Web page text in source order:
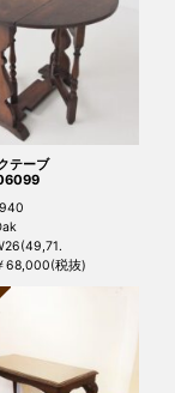
テーブ
68,000(税抜)